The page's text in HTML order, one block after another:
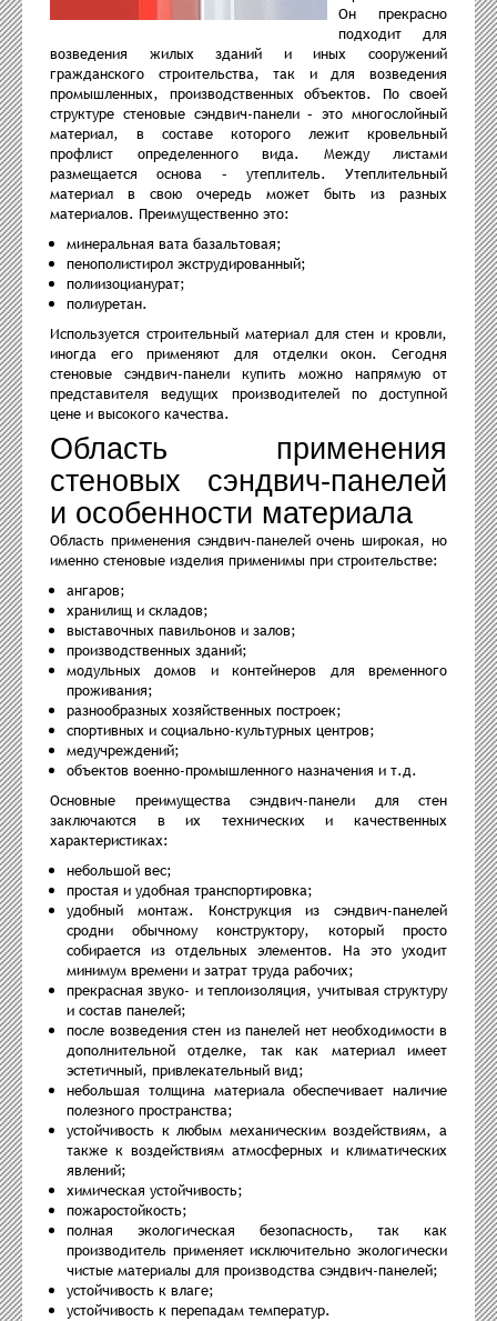
Он прекрасно
подходит для
возведения жилых зданий и иных сооружений
гражданского строительства, так и для возведения
промышленных, производственных объектов. По своей
структуре стеновые сэндвич-панели – это многослойный
материал, в составе которого лежит кровельный
профлист определенного вида. Между листами
размещается основа – утеплитель. Утеплительный
материал в свою очередь может быть из разных
материалов. Преимущественно это:
минеральная вата базальтовая;
пенополистирол экструдированный;
полиизоцианурат;
полиуретан.
Используется строительный материал для стен и кровли,
иногда его применяют для отделки окон. Сегодня
стеновые сэндвич-панели купить можно напрямую от
представителя ведущих производителей по доступной
цене и высокого качества.
Область применения
стеновых сэндвич-панелей
и особенности материала
Область применения сэндвич-панелей очень широкая, но
именно стеновые изделия применимы при строительстве:
ангаров;
хранилищ и складов;
выставочных павильонов и залов;
производственных зданий;
модульных домов и контейнеров для временного
проживания;
разнообразных хозяйственных построек;
спортивных и социально-культурных центров;
медучреждений;
объектов военно-промышленного назначения и т.д.
Основные преимущества сэндвич-панели для стен
заключаются в их технических и качественных
характеристиках:
небольшой вес;
простая и удобная транспортировка;
удобный монтаж. Конструкция из сэндвич-панелей
сродни обычному конструктору, который просто
собирается из отдельных элементов. На это уходит
минимум времени и затрат труда рабочих;
прекрасная звуко- и теплоизоляция, учитывая структуру
и состав панелей;
после возведения стен из панелей нет необходимости в
дополнительной отделке, так как материал имеет
эстетичный, привлекательный вид;
небольшая толщина материала обеспечивает наличие
полезного пространства;
устойчивость к любым механическим воздействиям, а
также к воздействиям атмосферных и климатических
явлений;
химическая устойчивость;
пожаростойкость;
полная экологическая безопасность, так как
производитель применяет исключительно экологически
чистые материалы для производства сэндвич-панелей;
устойчивость к влаге;
устойчивость к перепадам температур.